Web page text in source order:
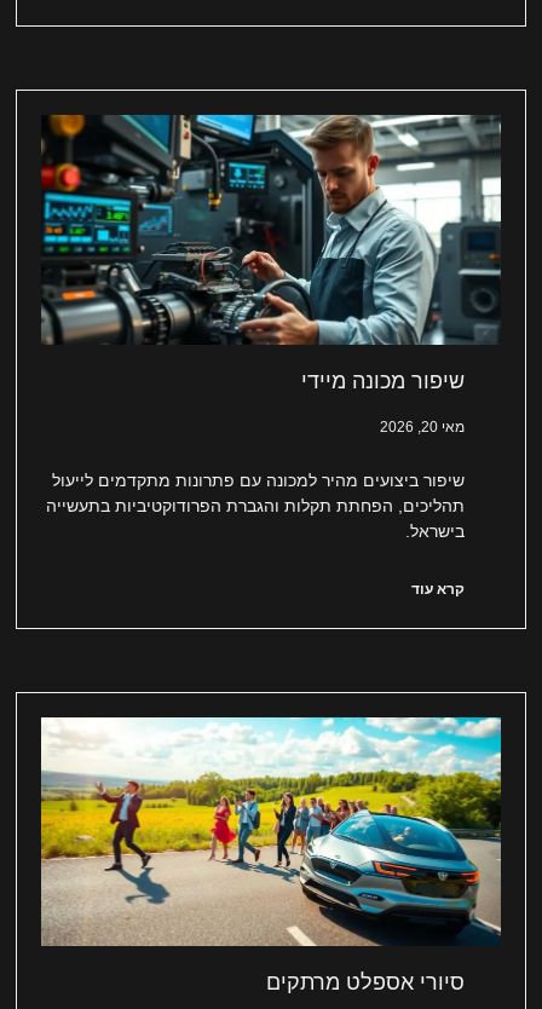
שיפור מכונה מיידי
מאי 20, 2026
שיפור ביצועים מהיר למכונה עם פתרונות מתקדמים לייעול
תהליכים, הפחתת תקלות והגברת הפרודוקטיביות בתעשייה
בישראל.
קרא עוד
סיורי אספלט מרתקים